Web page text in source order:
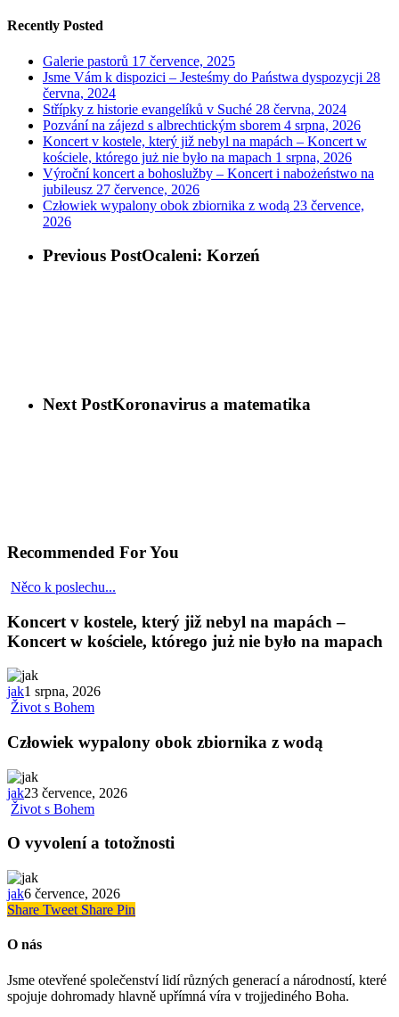
Recently Posted
Galerie pastorů 17 července, 2025
Jsme Vám k dispozici – Jesteśmy do Państwa dyspozycji 28
června, 2024
Střípky z historie evangelíků v Suché 28 června, 2024
Pozvání na zájezd s albrechtickým sborem 4 srpna, 2026
Koncert v kostele, který již nebyl na mapách – Koncert w
kościele, którego już nie było na mapach 1 srpna, 2026
Výroční koncert a bohoslužby – Koncert i nabożeństwo na
jubileusz 27 července, 2026
Człowiek wypalony obok zbiornika z wodą 23 července,
2026
Previous PostOcaleni: Korzeń
Next PostKoronavirus a matematika
Recommended For You
Něco k poslechu...
Koncert v kostele, který již nebyl na mapách –
Koncert w kościele, którego już nie było na mapach
jak1 srpna, 2026
Život s Bohem
Człowiek wypalony obok zbiornika z wodą
jak23 července, 2026
Život s Bohem
O vyvolení a totožnosti
jak6 července, 2026
Share Tweet Share Pin
O nás
Jsme otevřené společenství lidí různých generací a národností, které
spojuje dohromady hlavně upřímná víra v trojjediného Boha.